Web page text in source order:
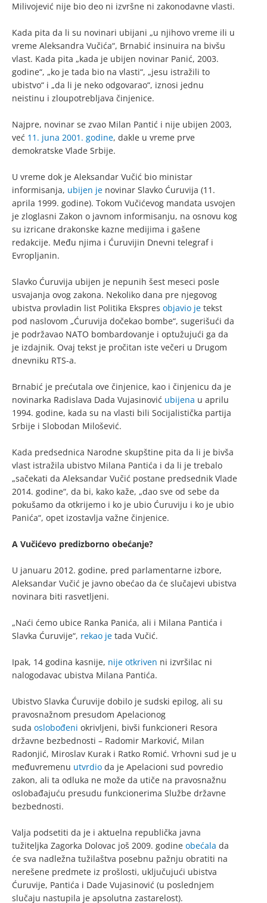
Milivojević nije bio deo ni izvršne ni zakonodavne vlasti.
Kada pita da li su novinari ubijani „u njihovo vreme ili u
vreme Aleksandra Vučića“, Brnabić insinuira na bivšu
vlast. Kada pita „kada je ubijen novinar Panić, 2003.
godine“, „ko je tada bio na vlasti“, „jesu istražili to
ubistvo“ i „da li je neko odgovarao“, iznosi jednu
neistinu i zloupotrebljava činjenice.
Najpre, novinar se zvao Milan Pantić i nije ubijen 2003,
već 11. juna 2001. godine, dakle u vreme prve
demokratske Vlade Srbije.
U vreme dok je Aleksandar Vučić bio ministar
informisanja, ubijen je novinar Slavko Ćuruvija (11.
aprila 1999. godine). Tokom Vučićevog mandata usvojen
je zloglasni Zakon o javnom informisanju, na osnovu kog
su izricane drakonske kazne medijima i gašene
redakcije. Među njima i Ćuruvijin Dnevni telegraf i
Evropljanin.
Slavko Ćuruvija ubijen je nepunih šest meseci posle
usvajanja ovog zakona. Nekoliko dana pre njegovog
ubistva provladin list Politika Ekspres objavio je tekst
pod naslovom „Ćuruvija dočekao bombe“, sugerišući da
je podržavao NATO bombardovanje i optužujući ga da
je izdajnik. Ovaj tekst je pročitan iste večeri u Drugom
dnevniku RTS-a.
Brnabić je prećutala ove činjenice, kao i činjenicu da je
novinarka Radislava Dada Vujasinović ubijena u aprilu
1994. godine, kada su na vlasti bili Socijalistička partija
Srbije i Slobodan Milošević.
Kada predsednica Narodne skupštine pita da li je bivša
vlast istražila ubistvo Milana Pantića i da li je trebalo
„sačekati da Aleksandar Vučić postane predsednik Vlade
2014. godine“, da bi, kako kaže, „dao sve od sebe da
pokušamo da otkrijemo i ko je ubio Ćuruviju i ko je ubio
Panića“, opet izostavlja važne činjenice.
A Vučićevo predizborno obećanje?
U januaru 2012. godine, pred parlamentarne izbore,
Aleksandar Vučić je javno obećao da će slučajevi ubistva
novinara biti rasvetljeni.
„Naći ćemo ubice Ranka Panića, ali i Milana Pantića i
Slavka Ćuruvije“, rekao je tada Vučić.
Ipak, 14 godina kasnije, nije otkriven ni izvršilac ni
nalogodavac ubistva Milana Pantića.
Ubistvo Slavka Ćuruvije dobilo je sudski epilog, ali su
pravosnažnom presudom Apelacionog
suda oslobođeni okrivljeni, bivši funkcioneri Resora
državne bezbednosti – Radomir Marković, Milan
Radonjić, Miroslav Kurak i Ratko Romić. Vrhovni sud je u
međuvremenu utvrdio da je Apelacioni sud povredio
zakon, ali ta odluka ne može da utiče na pravosnažnu
oslobađajuću presudu funkcionerima Službe državne
bezbednosti.
Valja podsetiti da je i aktuelna republička javna
tužiteljka Zagorka Dolovac još 2009. godine obećala da
će sva nadležna tužilaštva posebnu pažnju obratiti na
nerešene predmete iz prošlosti, uključujući ubistva
Ćuruvije, Pantića i Dade Vujasinović (u poslednjem
slučaju nastupila je apsolutna zastarelost).